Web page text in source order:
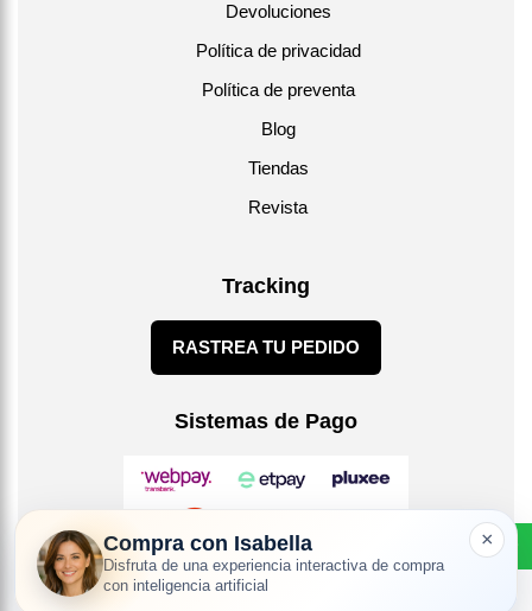
Devoluciones
Política de privacidad
Política de preventa
Blog
Tiendas
Revista
Tracking
RASTREA TU PEDIDO
Sistemas de Pago